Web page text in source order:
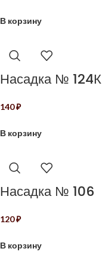
В корзину
Насадка № 124К
140₽
В корзину
Насадка № 106
120₽
В корзину